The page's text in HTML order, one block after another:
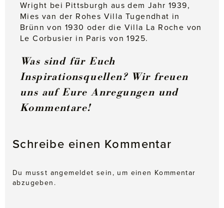
Wright bei Pittsburgh aus dem Jahr 1939,
Mies van der Rohes Villa Tugendhat in
Brünn von 1930 oder die Villa La Roche von
Le Corbusier in Paris von 1925.
Was sind für Euch
Inspirationsquellen? Wir freuen
uns auf Eure Anregungen und
Kommentare!
Schreibe einen Kommentar
Du musst angemeldet sein, um einen Kommentar
abzugeben.